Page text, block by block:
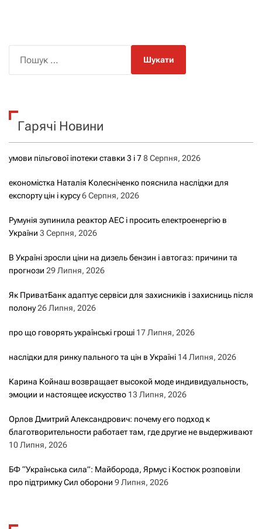
к
Гарячі Новини
умови пільгової іпотеки ставки 3 і 78 Серпня, 2026
економістка Наталія Колесніченко пояснила наслідки для
експорту цін і курсу6 Серпня, 2026
Румунія зупинила реактор АЕС і просить електроенергію в
України 3 Серпня, 2026
В Україні зросли ціни на дизель бензин і автогаз: причини та
прогнози 29 Липня, 2026
Як ПриватБанк адаптує сервіси для захисників і захисниць після
полону26 Липня, 2026
про що говорять українські гроші 17 Липня, 2026
наслідки для ринку пального та цін в Україні 14 Липня, 2026
Карина Койнаш возвращает высокой моде индивидуальность,
эмоции и настоящее искусство 13 Липня, 2026
Орлов Дмитрий Александрович: почему его подход к
благотворительности работает там, где другие не выдерживают
10 Липня, 2026
БФ “Українська сила”: Майборода, Ярмус і Костюк розповіли
про підтримку Сил оборони 9 Липня, 2026